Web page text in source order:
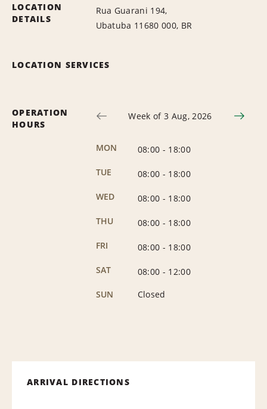
LOCATION
DETAILS
Rua Guarani 194,
Ubatuba 11680 000, BR
LOCATION SERVICES
OPERATION
HOURS
Week of 3 Aug, 2026
MON 08:00 - 18:00
TUE
08:00 - 18:00
WED
08:00 - 18:00
THU
08:00 - 18:00
FRI
08:00 - 18:00
SAT
08:00 - 12:00
SUN
Closed
ARRIVAL DIRECTIONS